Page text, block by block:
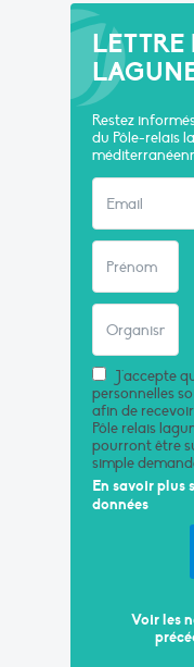
LETTRE
Restez
du Pôle-relais
J'accepte
personnelles
afin de
Pôle relais
pourront être
simple
En savoir plus
données
Voir les